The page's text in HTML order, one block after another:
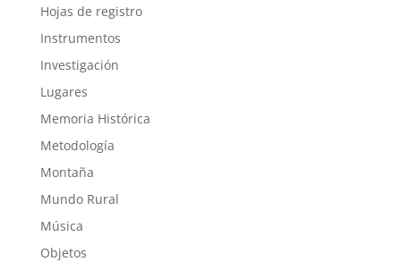
Hojas de registro
Instrumentos
Investigación
Lugares
Memoria Histórica
Metodología
Montaña
Mundo Rural
Música
Objetos